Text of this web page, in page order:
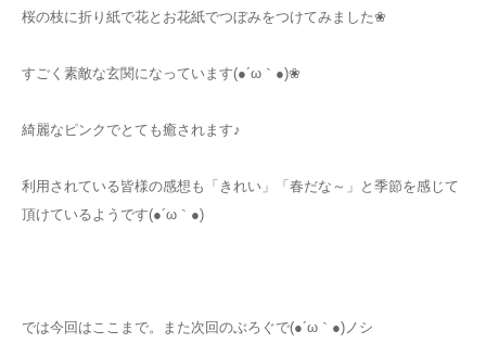
桜の枝に折り紙で花とお花紙でつぼみをつけてみました❀
すごく素敵な玄関になっています(●´ω｀●)❀
綺麗なピンクでとても癒されます♪
利用されている皆様の感想も「きれい」「春だな～」と季節を感じて
頂けているようです(●´ω｀●)
では今回はここまで。また次回のぶろぐで(●´ω｀●)ノシ